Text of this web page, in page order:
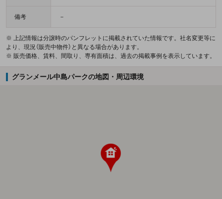
備考 －
※ 上記情報は分譲時のパンフレットに掲載されていた情報です。社名変更等に
より、現況（販売中物件）と異なる場合があります。
※ 販売価格、賃料、間取り、専有面積は、過去の掲載事例を表示しています。
グランメール中島パークの地図・周辺環境